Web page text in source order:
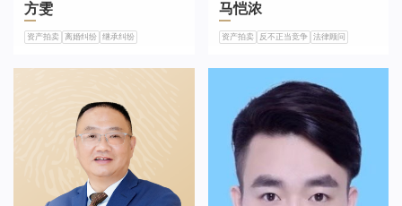
方雯
资产拍卖 离婚纠纷 继承纠纷
马恺浓
资产拍卖 反不正当竞争 法律顾问